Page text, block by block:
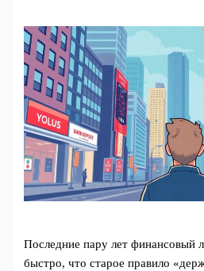
Последние пару лет финансовый
быстро, что старое правило